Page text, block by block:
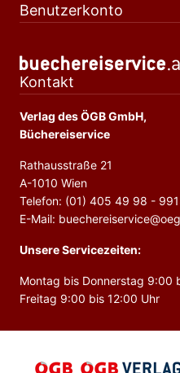
Benutzerkonto
Kontakt
Verlag des ÖGB GmbH,
Büchereiservice
Rathausstraße 21
A-1010 Wien
Telefon: (01) 405 49 98 -
E-Mail:
Unsere Servicezeiten:
Montag bis Donnerstag 9:00
Freitag 9:00 bis 12:00 Uhr